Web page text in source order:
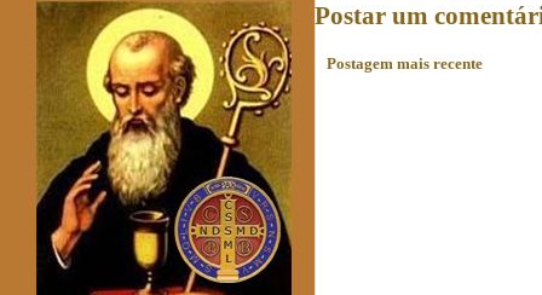
Postar um
Postagem mais recente